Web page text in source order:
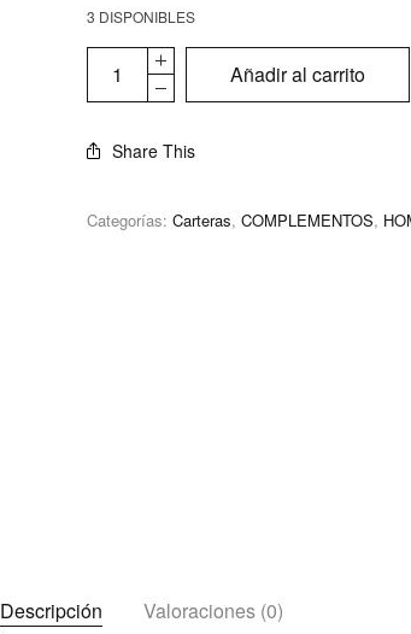
3 DISPONIBLES
Añadir al carrito
Share This
Categorías:Carteras,COMPLEMENTOS,
Descripción Valoraciones (0)